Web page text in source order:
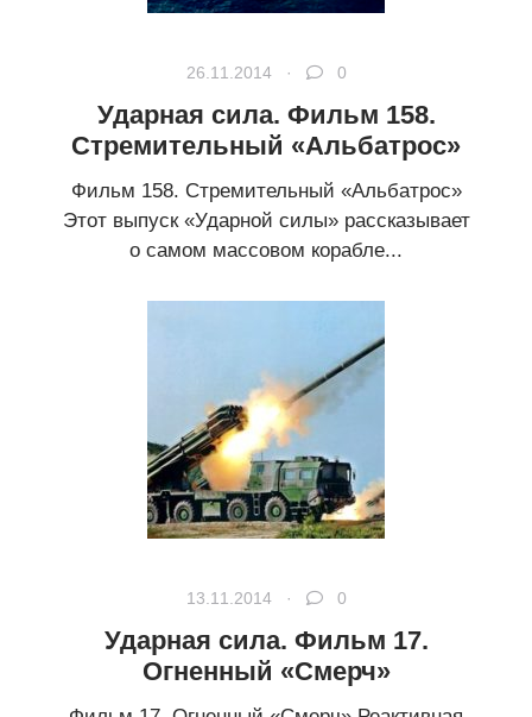
26.11.2014 · 0
Ударная сила. Фильм 158.
Стремительный «Альбатрос»
Фильм 158. Стремительный «Альбатрос»
Этот выпуск «Ударной силы» рассказывает
о самом массовом корабле...
13.11.2014 · 0
Ударная сила. Фильм 17.
Огненный «Смерч»